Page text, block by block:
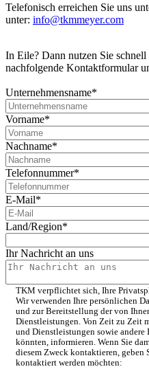
Telefonisch erreichen Sie uns
unter: info@tkmmeyer.com
In Eile? Dann nutzen Sie
nachfolgende Kontaktformular
Unternehmensname*
Vorname*
Nachname*
Telefonnummer*
E-Mail*
Land/Region*
Ihr Nachricht an uns
TKM verpflichtet sich, Ihre
Wir verwenden Ihre persönlichen
und zur Bereitstellung der von
Dienstleistungen. Von Zeit zu Zeit
und Dienstleistungen sowie andere
könnten, informieren. Wenn Sie
diesem Zweck kontaktieren, geben
kontaktiert werden möchten: